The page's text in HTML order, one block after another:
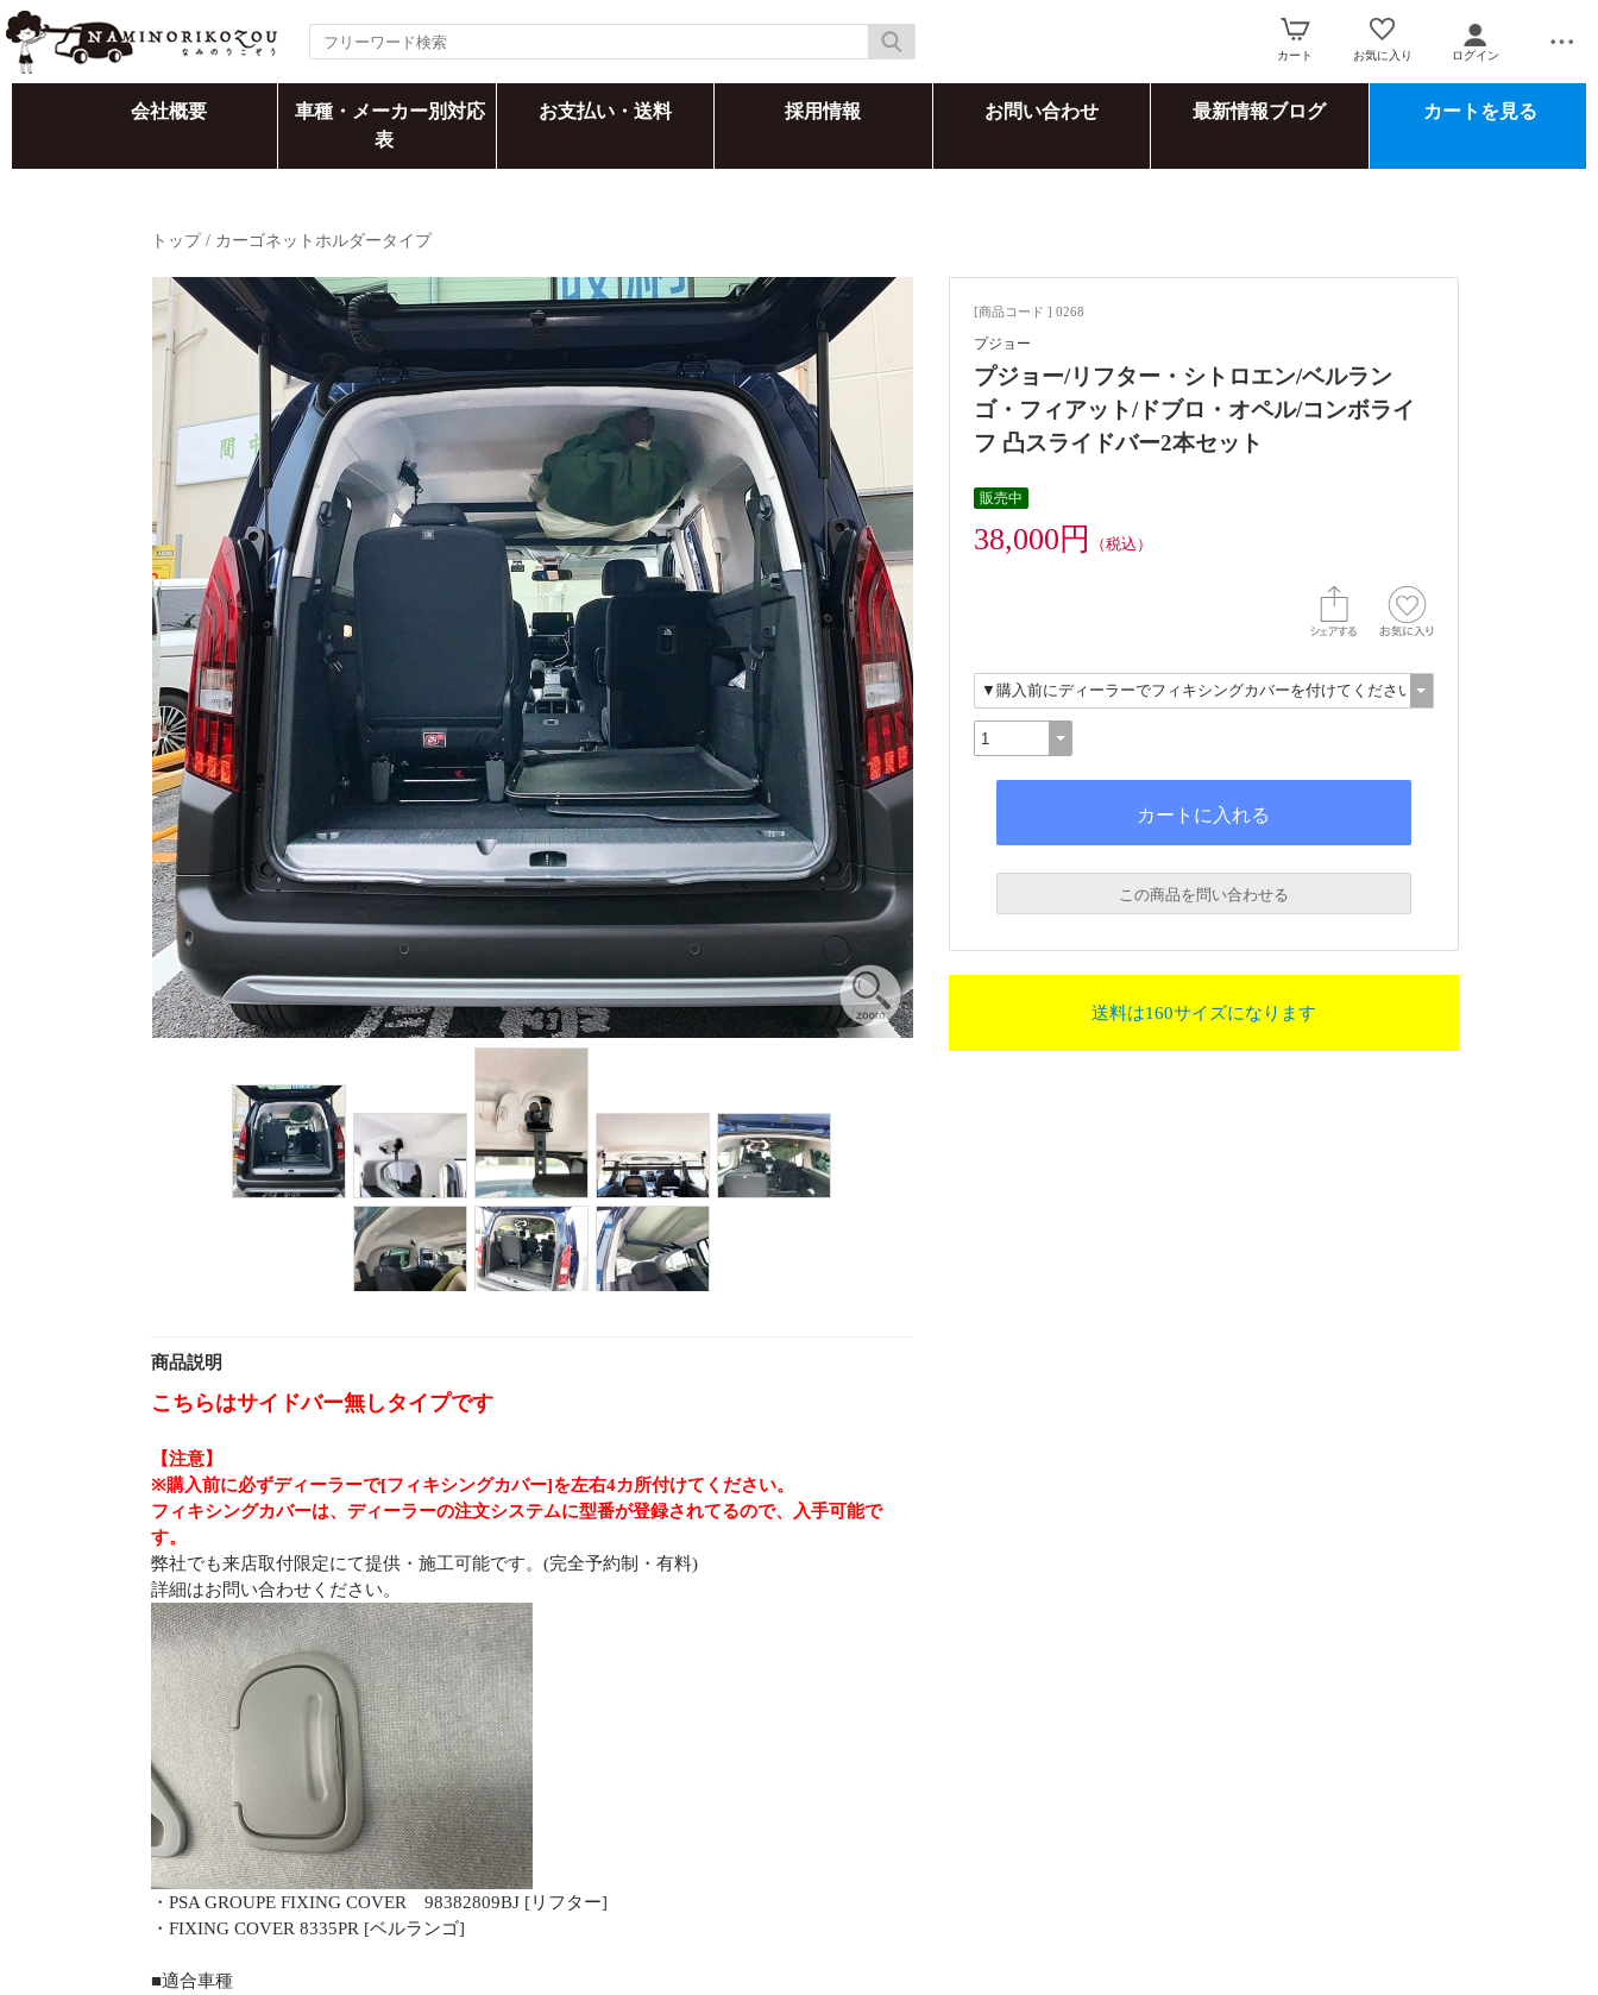
カート お気に入り ログイン
会社概要
車種・メーカー別対応
表
お支払い・送料 採用情報 お問い合わせ 最新情報ブログ カートを見る
トップ/ カーゴネットホルダータイプ
商品説明
こちらはサイドバー無しタイプです
【注意】
※購入前に必ずディーラーで[フィキシングカバー]を左右4カ所付けてください。
フィキシングカバーは、ディーラーの注文システムに型番が登録されてるので、入手可能で
す。
弊社でも来店取付限定にて提供・施工可能です。(完全予約制・有料)
詳細はお問い合わせください。
・PSA GROUPE FIXING COVER 98382809BJ [リフター]
・FIXING COVER 8335PR [ベルランゴ]
■適合車種
[商品コード ] 0268
プジョー
プジョー/リフター・シトロエン/ベルラン
ゴ・フィアット/ドブロ・オペル/コンボライ
フ 凸スライドバー2本セット
販売中
38,000円 （税込）
この商品を問い合わせる
送料は160サイズになります